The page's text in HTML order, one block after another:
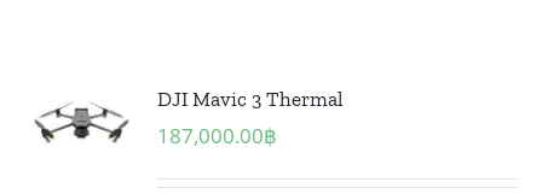
DJI Mavic 3 Thermal
187,000.00฿